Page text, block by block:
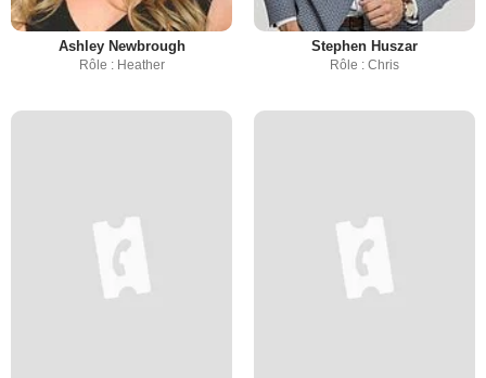
Ashley Newbrough
Rôle : Heather
Stephen Huszar
Rôle : Chris